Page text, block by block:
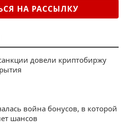
НА РАССЫЛКУ
довели криптобиржу
война бонусов, в которой
шансов